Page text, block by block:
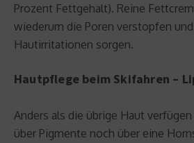
Prozent Fettgehalt). Reine
wiederum die Poren verstopfen
Hautirritationen sorgen.
Hautpflege beim Skifahren –
Anders als die übrige Haut
über Pigmente noch über eine